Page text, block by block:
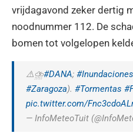
vrijdagavond zeker dertig
noodnummer 112. De
bomen tot volgelopen
⚠️⛈️#DANA; #Inundaciones
#Zaragoza). #Tormentas
pic.twitter.com/
— InfoMeteoTuit